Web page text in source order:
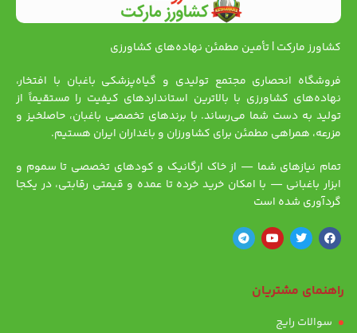
کشاورز مارکت | تأمین مطمئن نهاده‌های کشاورزی
فروشگاه انحصاری مجتمع تولیدی و گیاه‌پزشکی باغبان با افتخار،
نهاده‌های کشاورزی با بالاترین استانداردهای کیفیت را مستقیماً از
تولید به دست شما می‌رساند. با برندهای تخصصی باغبان، حاصلخیز و
مزرعه، همراهی مطمئن برای کشاورزان و باغداران ایران هستیم.
تمام نیازهای شما — از خاک ارگانیک و کودهای تخصصی تا سموم و
ابزار باغبانی — با امکان خرید خرده تا عمده و قیمتی رقابتی، در یکجا
گردآوری شده است
راهنمای مشتریان
سوالات رایج